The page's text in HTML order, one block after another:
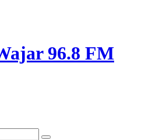
96.8 FM